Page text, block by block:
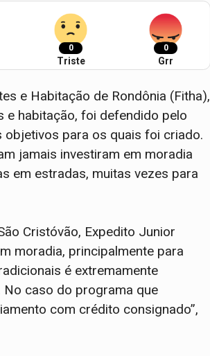
0
Triste
0
Grr
e Habitação de Rondônia (Fitha),
e habitação, foi defendido pelo
para os quais foi criado.
jamais investiram em moradia
em estradas, muitas vezes para
Cristóvão, Expedito Junior
moradia, principalmente para
é extremamente
caso do programa que
com crédito consignado”,